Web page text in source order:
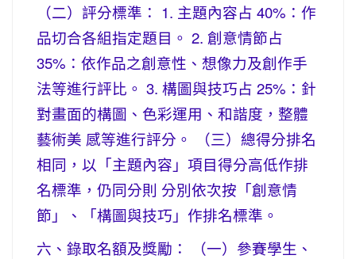
（二）評分標準： 1. 主題內容占 40%：作
品切合各組指定題目。 2. 創意情節占
35%：依作品之創意性、想像力及創作手
法等進行評比。 3. 構圖與技巧占 25%：針
對畫面的構圖、色彩運用、和諧度，整體
藝術美 感等進行評分。 （三）總得分排名
相同，以「主題內容」項目得分高低作排
名標準，仍同分則 分別依次按「創意情
節」、「構圖與技巧」作排名標準。
六、錄取名額及獎勵： （一）參賽學生、